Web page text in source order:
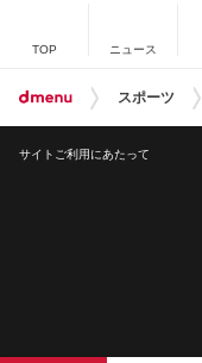
TOP ニュース
スポーツ
サイトご利用にあたって